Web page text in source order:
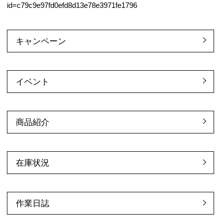
id=c79c9e97fd0efd8d13e78e3971fe1796
キャンペーン
イベント
商品紹介
在庫状況
作業日誌